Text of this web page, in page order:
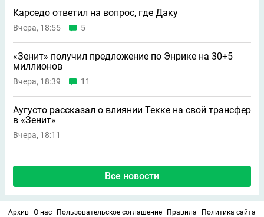
Карседо ответил на вопрос, где Даку
Вчера, 18:55 5
«Зенит» получил предложение по Энрике на 30+5
миллионов
Вчера, 18:39 11
Аугусто рассказал о влиянии Текке на свой трансфер
в «Зенит»
Вчера, 18:11
Все новости
Архив О нас Пользовательское соглашение Правила Политика сайта